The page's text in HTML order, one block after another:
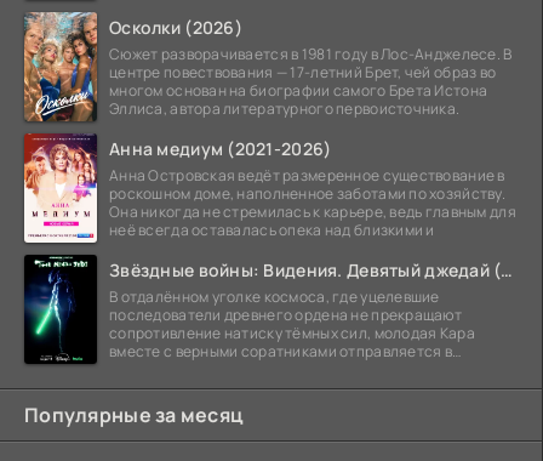
Осколки (2026)
Сюжет разворачивается в 1981 году в Лос-Анджелесе. В
центре повествования — 17-летний Брет, чей образ во
многом основан на биографии самого Брета Истона
Эллиса, автора литературного первоисточника.
Анна медиум (2021-2026)
Анна Островская ведёт размеренное существование в
роскошном доме, наполненное заботами по хозяйству.
Она никогда не стремилась к карьере, ведь главным для
неё всегда оставалась опека над близкими и
Звёздные войны: Видения. Девятый джедай (2026)
В отдалённом уголке космоса, где уцелевшие
последователи древнего ордена не прекращают
сопротивление натиску тёмных сил, молодая Кара
вместе с верными соратниками отправляется в
Популярные за месяц